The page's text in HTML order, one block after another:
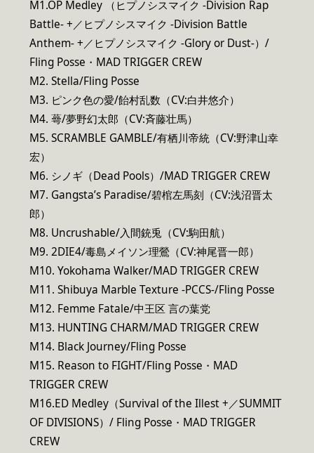
M1.OP Medley （ヒプノシスマイク -Division Rap
Battle- +／ヒプノシスマイク -Division Battle
Anthem- +／ヒプノシスマイク -Glory or Dust-）/
Fling Posse・MAD TRIGGER CREW
M2. Stella/Fling Posse
M3. ピンク色の愛/飴村乱数（CV:白井悠介）
M4. 蕚/夢野幻太郎（CV:斉藤壮馬）
M5. SCRAMBLE GAMBLE/有栖川帝統（CV:野津山幸
宏）
M6. シノギ（Dead Pools）/MAD TRIGGER CREW
M7. Gangsta’s Paradise/碧棺左馬刻（CV:浅沼晋太
郎）
M8. Uncrushable/入間銃兎（CV:駒田航）
M9. 2DIE4/毒島メイソン理鶯（CV:神尾晋一郎）
M10. Yokohama Walker/MAD TRIGGER CREW
M11. Shibuya Marble Texture -PCCS-/Fling Posse
M12. Femme Fatale/中王区 言の葉党
M13. HUNTING CHARM/MAD TRIGGER CREW
M14. Black Journey/Fling Posse
M15. Reason to FIGHT/Fling Posse・MAD
TRIGGER CREW
M16.ED Medley（Survival of the Illest +／SUMMIT
OF DIVISIONS）/ Fling Posse・MAD TRIGGER
CREW